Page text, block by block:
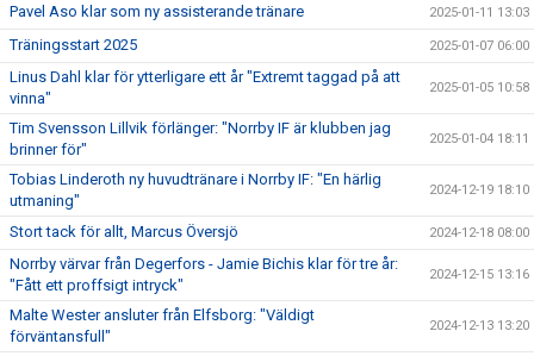
Pavel Aso klar som ny assisterande tränare 2025-01-11 13:03
Träningsstart 2025 2025-01-07 06:00
Linus Dahl klar för ytterligare ett år "Extremt taggad på att
vinna"
2025-01-05 10:58
Tim Svensson Lillvik förlänger: "Norrby IF är klubben jag
brinner för"
2025-01-04 18:11
Tobias Linderoth ny huvudtränare i Norrby IF: "En härlig
utmaning"
2024-12-19 18:10
Stort tack för allt, Marcus Översjö 2024-12-18 08:00
Norrby värvar från Degerfors - Jamie Bichis klar för tre år:
"Fått ett proffsigt intryck"
2024-12-15 13:16
Malte Wester ansluter från Elfsborg: "Väldigt
förväntansfull"
2024-12-13 13:20